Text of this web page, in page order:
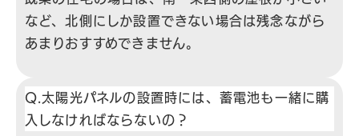
など、北側にしか設置できない場合は残念ながら
あまりおすすめできません。
Q.太陽光パネルの設置時には、蓄電池も一緒に購
入しなければならないの？